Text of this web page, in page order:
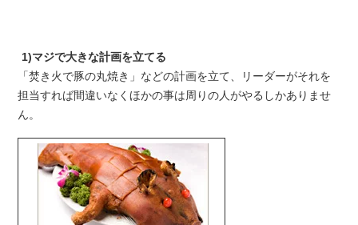
1)マジで大きな計画を立てる
「焚き火で豚の丸焼き」などの計画を立て、リーダーがそれを
担当すれば間違いなくほかの事は周りの人がやるしかありませ
ん。